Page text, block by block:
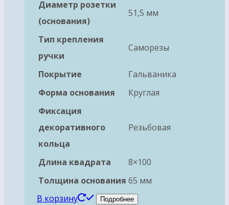
Диаметр розетки
(основания)
51,5 мм
Тип крепления
ручки
Саморезы
Покрытие
Гальваника
Форма основания
Круглая
Фиксация
декоративного
кольца
Резьбовая
Длина квадрата
8×100
Толщина основания 65 мм
В корзину
Подробнее